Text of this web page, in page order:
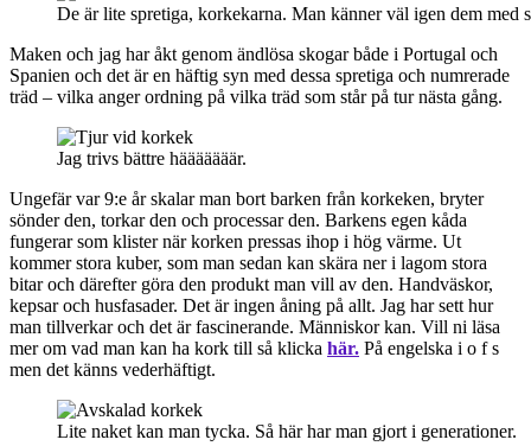
De är lite spretiga, korkekarna. Man känner väl igen dem med
Maken och jag har åkt genom ändlösa skogar både i Portugal och
Spanien och det är en häftig syn med dessa spretiga och numrerade
träd – vilka anger ordning på vilka träd som står på tur nästa gång.
Jag trivs bättre hääääääär.
Ungefär var 9:e år skalar man bort barken från korkeken, bryter
sönder den, torkar den och processar den. Barkens egen kåda
fungerar som klister när korken pressas ihop i hög värme. Ut
kommer stora kuber, som man sedan kan skära ner i lagom stora
bitar och därefter göra den produkt man vill av den. Handväskor,
kepsar och husfasader. Det är ingen åning på allt. Jag har sett hur
man tillverkar och det är fascinerande. Människor kan. Vill ni läsa
mer om vad man kan ha kork till så klicka här. På engelska i o f s
men det känns vederhäftigt.
Lite naket kan man tycka. Så här har man gjort i generationer.